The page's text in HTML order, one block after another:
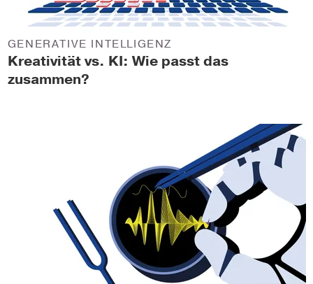
Kreativität vs. KI: Wie passt das
zusammen?
GENERATIVE INTELLIGENZ